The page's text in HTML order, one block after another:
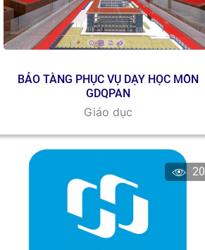
BẢO TÀNG PHỤC VỤ DẠY HỌC MÔN
GDQPAN
Giáo dục
20